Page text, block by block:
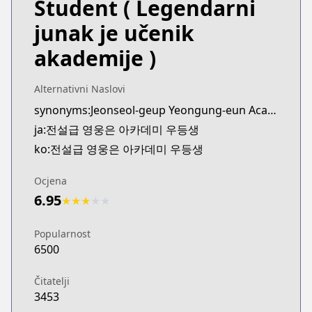
Student ( Legendarni
junak je učenik
akademije )
Alternativni Naslovi
synonyms:Jeonseol-geup Yeongung-eun Academy Udeungsaeng
ja:전설급 영웅은 아카데미 우등생
ko:전설급 영웅은 아카데미 우등생
Ocjena
6.95★★★
Popularnost
6500
Čitatelji
3453